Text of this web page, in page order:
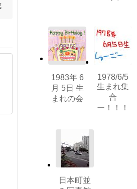
1983年 6
月 5日 生
まれの会
1978/6/5
生まれ集
合
ー！！！
日本町並